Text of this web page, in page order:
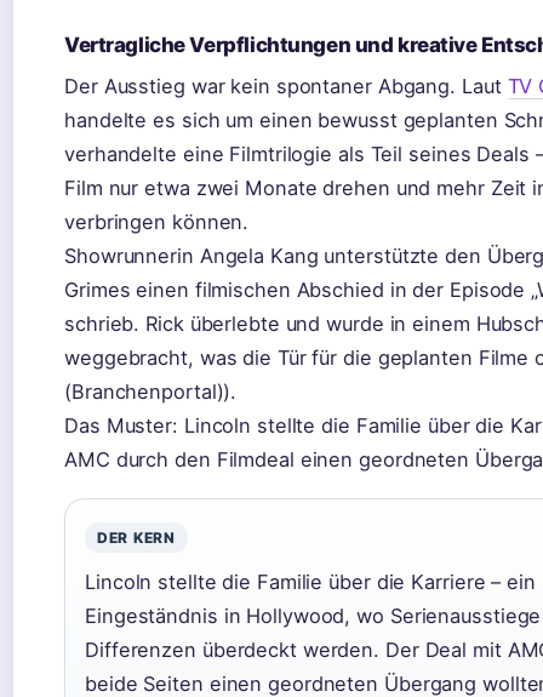
Vertragliche Verpflichtungen und kreative
Der Ausstieg war kein spontaner Abgang. Laut TV
handelte es sich um einen bewusst geplanten
verhandelte eine Filmtrilogie als Teil seines Deals
Film nur etwa zwei Monate drehen und mehr Zeit
verbringen können.
Showrunnerin Angela Kang unterstützte den
Grimes einen filmischen Abschied in der Episode
schrieb. Rick überlebte und wurde in einem
weggebracht, was die Tür für die geplanten Filme
(Branchenportal)).
Das Muster: Lincoln stellte die Familie über die
AMC durch den Filmdeal einen geordneten
DER KERN
Lincoln stellte die Familie über die Karriere –
Eingeständnis in Hollywood, wo
Differenzen überdeckt werden. Der Deal mit
beide Seiten einen geordneten Übergang